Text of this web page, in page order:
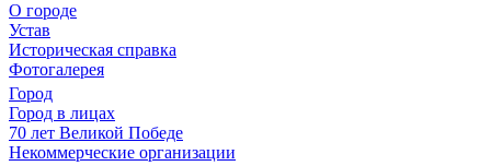
О городе
Устав
Историческая справка
Фотогалерея
Город
Город в лицах
70 лет Великой Победе
Некоммерческие организации